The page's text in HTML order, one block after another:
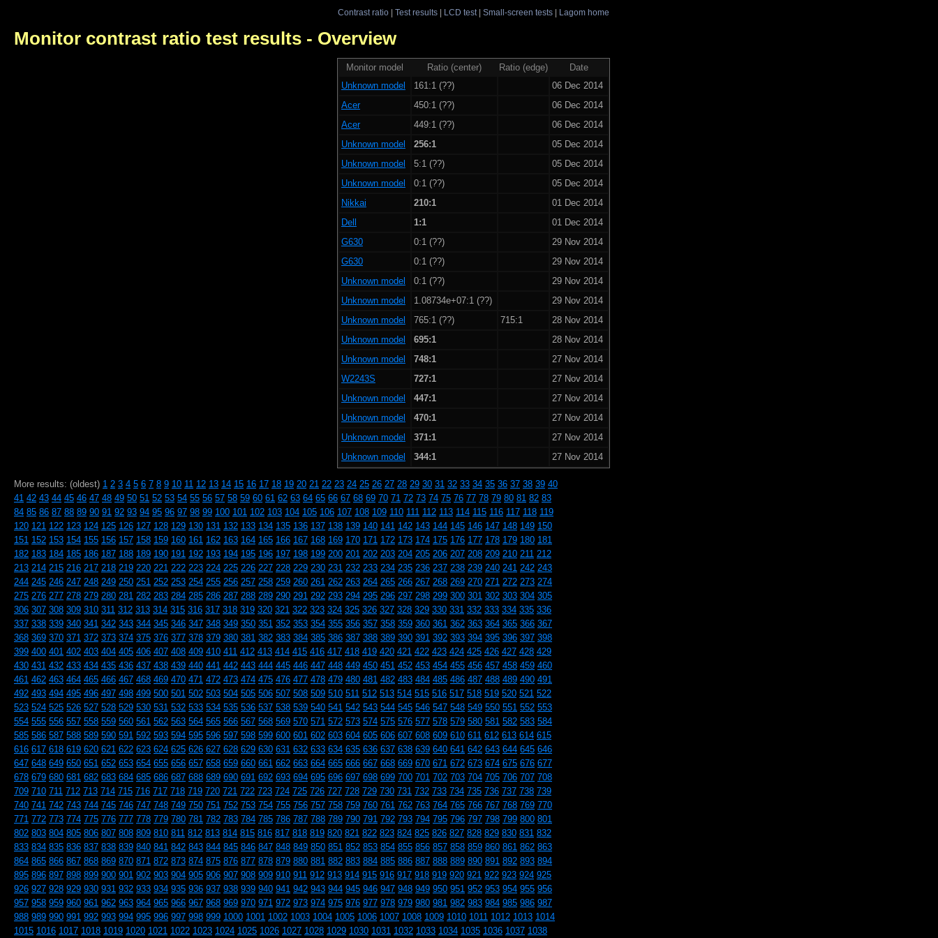
Contrast ratio| Test results| LCD test| Small-screen tests| Lagom home
Monitor contrast ratio test results - Overview
Monitor model Ratio (center) Ratio (edge)
Date
Unknown model
161:1 (??)
06 Dec 2014
Acer
450:1 (??)
06 Dec 2014
Acer
449:1 (??)
06 Dec 2014
Unknown model
256:1
05 Dec 2014
Unknown model
5:1 (??)
05 Dec 2014
Unknown model
0:1 (??)
05 Dec 2014
Nikkai
210:1
01 Dec 2014
Dell
1:1
01 Dec 2014
G630
0:1 (??)
29 Nov 2014
G630
0:1 (??)
29 Nov 2014
Unknown model
0:1 (??)
29 Nov 2014
Unknown model
1.08734e+07:1 (??)
29 Nov 2014
Unknown model
765:1 (??) 715:1
28 Nov 2014
Unknown model
695:1
28 Nov 2014
Unknown model
748:1
27 Nov 2014
W2243S
727:1
27 Nov 2014
Unknown model
447:1
27 Nov 2014
Unknown model
470:1
27 Nov 2014
Unknown model
371:1
27 Nov 2014
Unknown model
344:1 27 Nov 2014
More results: (oldest) 1 2 3 4 5 6 7 8 9 10 11 12 13 14 15 16 17 18 19 20 21 22 23 24 25 26 27 28 29 30 31 32 33 34 35 36 37 38 39 40
41 42 43 44 45 46 47 48 49 50 51 52 53 54 55 56 57 58 59 60 61 62 63 64 65 66 67 68 69 70 71 72 73 74 75 76 77 78 79 80 81 82 83
84 85 86 87 88 89 90 91 92 93 94 95 96 97 98 99 100 101 102 103 104 105 106 107 108 109 110 111 112 113 114 115 116 117 118 119
120 121 122 123 124 125 126 127 128 129 130 131 132 133 134 135 136 137 138 139 140 141 142 143 144 145 146 147 148 149 150
151 152 153 154 155 156 157 158 159 160 161 162 163 164 165 166 167 168 169 170 171 172 173 174 175 176 177 178 179 180 181
182 183 184 185 186 187 188 189 190 191 192 193 194 195 196 197 198 199 200 201 202 203 204 205 206 207 208 209 210 211 212
213 214 215 216 217 218 219 220 221 222 223 224 225 226 227 228 229 230 231 232 233 234 235 236 237 238 239 240 241 242 243
244 245 246 247 248 249 250 251 252 253 254 255 256 257 258 259 260 261 262 263 264 265 266 267 268 269 270 271 272 273 274
275 276 277 278 279 280 281 282 283 284 285 286 287 288 289 290 291 292 293 294 295 296 297 298 299 300 301 302 303 304 305
306 307 308 309 310 311 312 313 314 315 316 317 318 319 320 321 322 323 324 325 326 327 328 329 330 331 332 333 334 335 336
337 338 339 340 341 342 343 344 345 346 347 348 349 350 351 352 353 354 355 356 357 358 359 360 361 362 363 364 365 366 367
368 369 370 371 372 373 374 375 376 377 378 379 380 381 382 383 384 385 386 387 388 389 390 391 392 393 394 395 396 397 398
399 400 401 402 403 404 405 406 407 408 409 410 411 412 413 414 415 416 417 418 419 420 421 422 423 424 425 426 427 428 429
430 431 432 433 434 435 436 437 438 439 440 441 442 443 444 445 446 447 448 449 450 451 452 453 454 455 456 457 458 459 460
461 462 463 464 465 466 467 468 469 470 471 472 473 474 475 476 477 478 479 480 481 482 483 484 485 486 487 488 489 490 491
492 493 494 495 496 497 498 499 500 501 502 503 504 505 506 507 508 509 510 511 512 513 514 515 516 517 518 519 520 521 522
523 524 525 526 527 528 529 530 531 532 533 534 535 536 537 538 539 540 541 542 543 544 545 546 547 548 549 550 551 552 553
554 555 556 557 558 559 560 561 562 563 564 565 566 567 568 569 570 571 572 573 574 575 576 577 578 579 580 581 582 583 584
585 586 587 588 589 590 591 592 593 594 595 596 597 598 599 600 601 602 603 604 605 606 607 608 609 610 611 612 613 614 615
616 617 618 619 620 621 622 623 624 625 626 627 628 629 630 631 632 633 634 635 636 637 638 639 640 641 642 643 644 645 646
647 648 649 650 651 652 653 654 655 656 657 658 659 660 661 662 663 664 665 666 667 668 669 670 671 672 673 674 675 676 677
678 679 680 681 682 683 684 685 686 687 688 689 690 691 692 693 694 695 696 697 698 699 700 701 702 703 704 705 706 707 708
709 710 711 712 713 714 715 716 717 718 719 720 721 722 723 724 725 726 727 728 729 730 731 732 733 734 735 736 737 738 739
740 741 742 743 744 745 746 747 748 749 750 751 752 753 754 755 756 757 758 759 760 761 762 763 764 765 766 767 768 769 770
771 772 773 774 775 776 777 778 779 780 781 782 783 784 785 786 787 788 789 790 791 792 793 794 795 796 797 798 799 800 801
802 803 804 805 806 807 808 809 810 811 812 813 814 815 816 817 818 819 820 821 822 823 824 825 826 827 828 829 830 831 832
833 834 835 836 837 838 839 840 841 842 843 844 845 846 847 848 849 850 851 852 853 854 855 856 857 858 859 860 861 862 863
864 865 866 867 868 869 870 871 872 873 874 875 876 877 878 879 880 881 882 883 884 885 886 887 888 889 890 891 892 893 894
895 896 897 898 899 900 901 902 903 904 905 906 907 908 909 910 911 912 913 914 915 916 917 918 919 920 921 922 923 924 925
926 927 928 929 930 931 932 933 934 935 936 937 938 939 940 941 942 943 944 945 946 947 948 949 950 951 952 953 954 955 956
957 958 959 960 961 962 963 964 965 966 967 968 969 970 971 972 973 974 975 976 977 978 979 980 981 982 983 984 985 986 987
988 989 990 991 992 993 994 995 996 997 998 999 1000 1001 1002 1003 1004 1005 1006 1007 1008 1009 1010 1011 1012 1013 1014
1015 1016 1017 1018 1019 1020 1021 1022 1023 1024 1025 1026 1027 1028 1029 1030 1031 1032 1033 1034 1035 1036 1037 1038